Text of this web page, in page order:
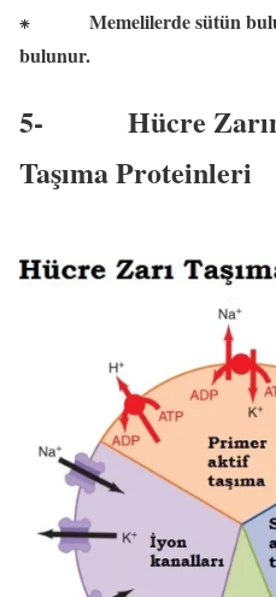
⁕
Memelilerde sütün
bulunur.
5-
Hücre
Taşıma Proteinleri